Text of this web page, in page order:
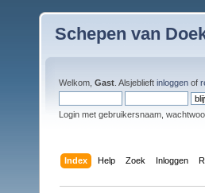
Schepen van
Welkom, Gast . Alsjeblieft inloggen of
Login met gebruikersnaam,
Index Help Zoek Inloggen